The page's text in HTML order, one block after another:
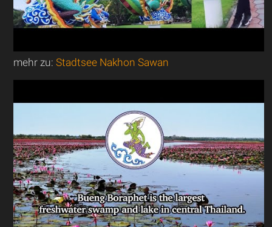
mehr zu:Stadtsee Nakhon Sawan